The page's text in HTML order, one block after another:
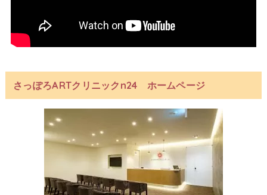
さっぽろARTクリニックn24 ホームページ